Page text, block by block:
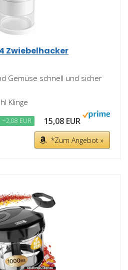
Zwiebelhacker
Gemüse schnell und sicher
Klinge
−2,08 EUR 15,08 EUR
*Zum Angebot »